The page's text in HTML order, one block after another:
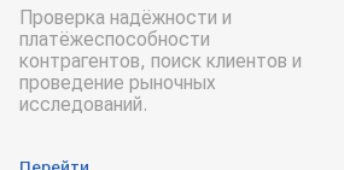
Проверка надёжности и
платёжеспособности
контрагентов, поиск клиентов и
проведение рыночных
исследований.